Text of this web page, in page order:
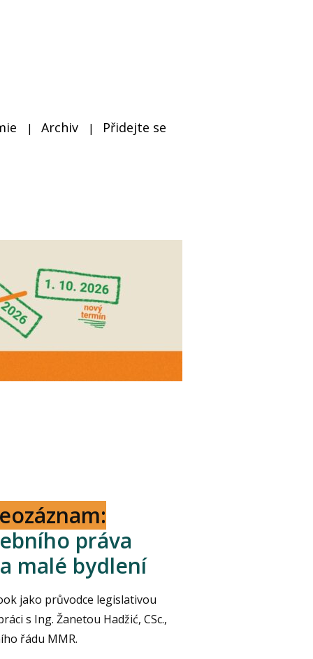
Archiv Přidejte se
práva
malé bydlení
jako průvodce legislativou
s Ing. Žanetou Hadžić, CSc.,
řádu MMR.